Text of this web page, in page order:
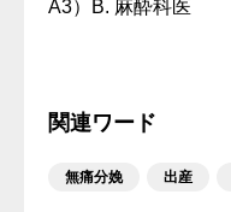
A3）B. 麻酔科医
関連ワード
無痛分娩 出産